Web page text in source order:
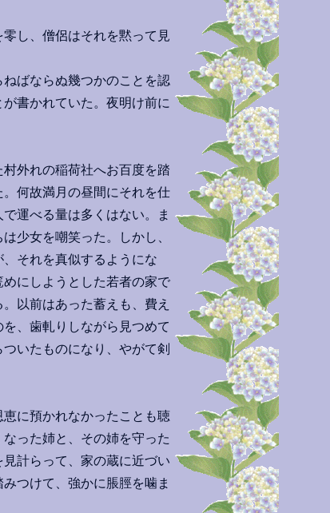
し、僧侶はそれを黙って見
ばならぬ幾つかのことを認
書かれていた。夜明け前に
外れの稲荷社へお百度を踏
何故満月の昼間にそれを仕
運べる量は多くはない。ま
少女を嘲笑った。しかし、
それを真似するようにな
にしようとした若者の家で
以前はあった蓄えも、費え
、歯軋りしながら見つめて
いたものになり、やがて剣
に預かれなかったことも聴
った姉と、その姉を守った
計らって、家の蔵に近づい
つけて、強かに脹脛を噛ま